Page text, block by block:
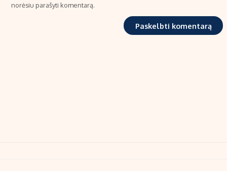
norėsiu parašyti komentarą.